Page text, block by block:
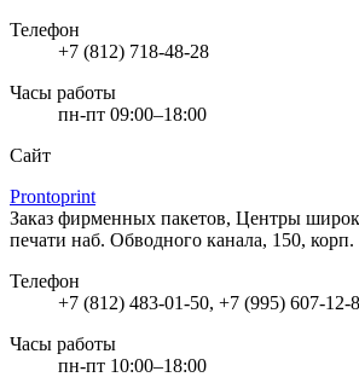
Телефон
+7 (812) 718-48-28
Часы работы
пн-пт 09:00–18:00
Сайт
Prontoprint
Заказ фирменных пакетов, Центры
печати наб. Обводного канала, 150,
Телефон
+7 (812) 483-01-50, +7 (995) 607-12-
Часы работы
пн-пт 10:00–18:00